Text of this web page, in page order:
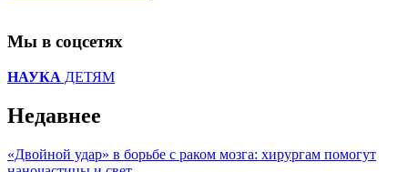
Мы в соцсетях
НАУКА ДЕТЯМ
Недавнее
«Двойной удар» в борьбе с раком мозга: хирургам помогут